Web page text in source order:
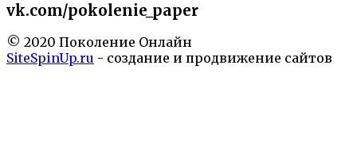
vk.com/pokolenie_paper
© 2020 Поколение Онлайн
SiteSpinUp.ru - создание и продвижение сайтов